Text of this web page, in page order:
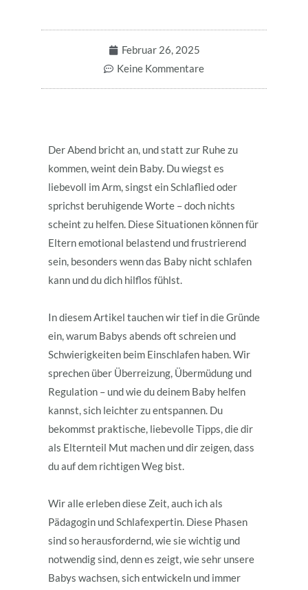
Februar 26, 2025
Keine Kommentare
Der Abend bricht an, und statt zur Ruhe zu
kommen, weint dein Baby. Du wiegst es
liebevoll im Arm, singst ein Schlaflied oder
sprichst beruhigende Worte – doch nichts
scheint zu helfen. Diese Situationen können für
Eltern emotional belastend und frustrierend
sein, besonders wenn das Baby nicht schlafen
kann und du dich hilflos fühlst.
In diesem Artikel tauchen wir tief in die Gründe
ein, warum Babys abends oft schreien und
Schwierigkeiten beim Einschlafen haben. Wir
sprechen über Überreizung, Übermüdung und
Regulation – und wie du deinem Baby helfen
kannst, sich leichter zu entspannen. Du
bekommst praktische, liebevolle Tipps, die dir
als Elternteil Mut machen und dir zeigen, dass
du auf dem richtigen Weg bist.
Wir alle erleben diese Zeit, auch ich als
Pädagogin und Schlafexpertin. Diese Phasen
sind so herausfordernd, wie sie wichtig und
notwendig sind, denn es zeigt, wie sehr unsere
Babys wachsen, sich entwickeln und immer